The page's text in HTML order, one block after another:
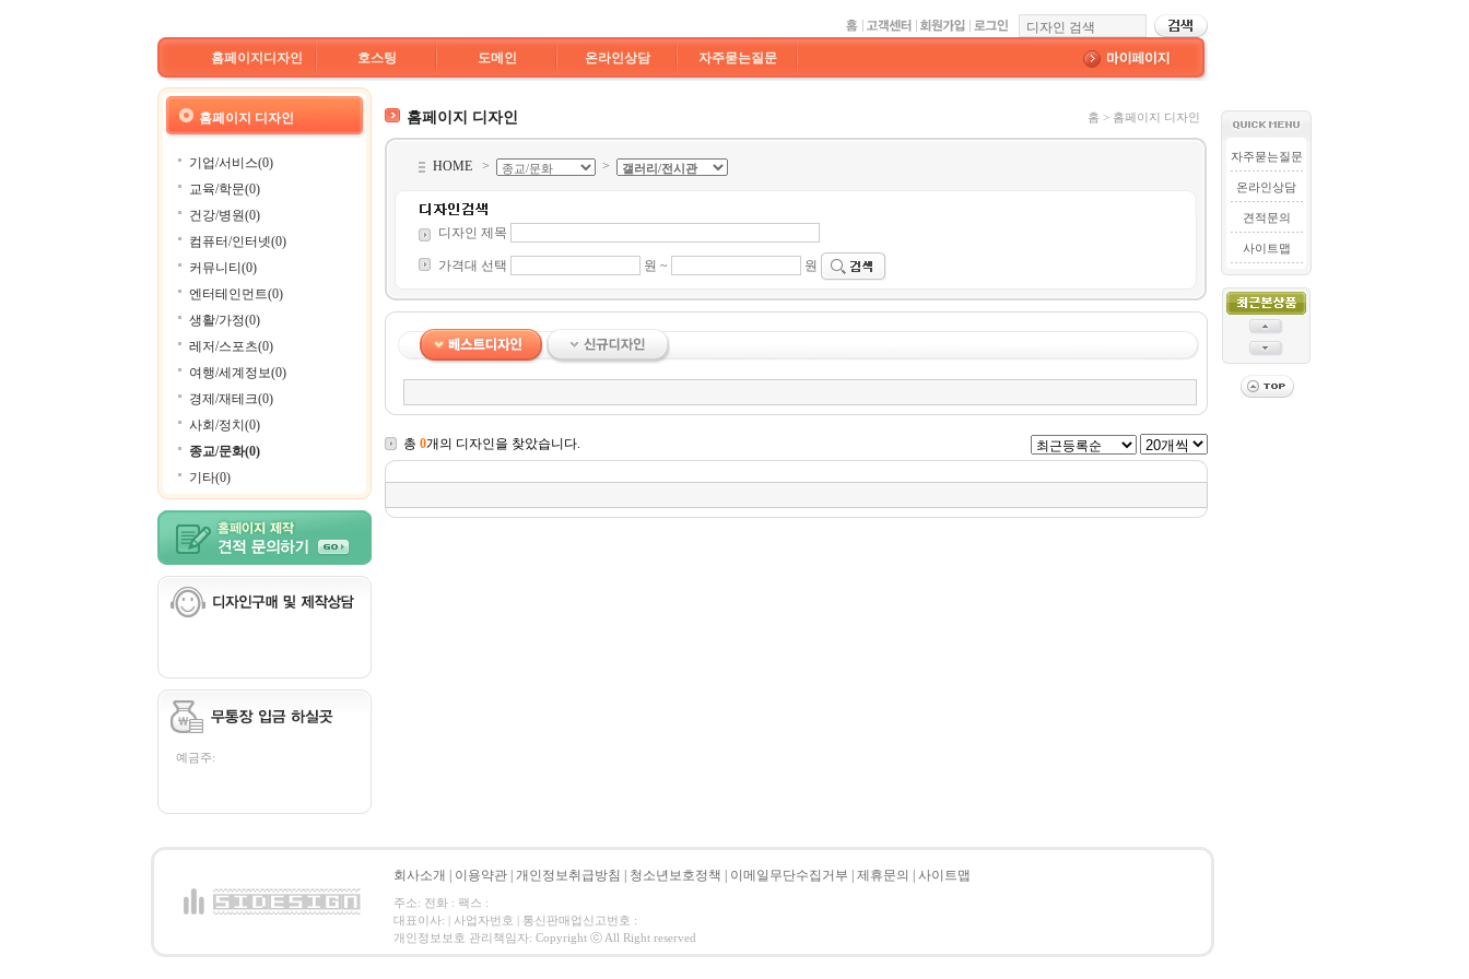
홈페이지디자인 호스팅 도메인 온라인상담 자주묻는질문
홈페이지 디자인
기업/서비스(0)
교육/학문(0)
건강/병원(0)
컴퓨터/인터넷(0)
커뮤니티(0)
엔터테인먼트(0)
생활/가정(0)
레저/스포츠(0)
여행/세계정보(0)
경제/재테크(0)
사회/정치(0)
종교/문화(0)
기타(0)
예금주:
홈페이지 디자인 홈 > 홈페이지 디자인
HOME > >
디자인 제목
가격대 선택 원 ~ 원
총 0개의 디자인을 찾았습니다.
자주묻는질문
온라인상담
견적문의
사이트맵
회사소개 이용약관 개인정보취급방침 청소년보호정책 이메일무단수집거부 제휴문의 사이트맵
주소: 전화 : 팩스 :
대표이사: | 사업자번호 | 통신판매업신고번호 :
개인정보보호 관리책임자: Copyright ⓒ All Right reserved